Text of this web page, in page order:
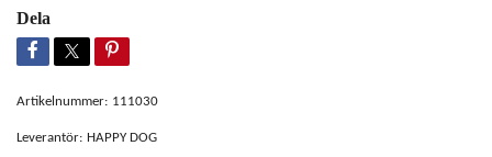
Dela
Artikelnummer: 111030
Leverantör: HAPPY DOG